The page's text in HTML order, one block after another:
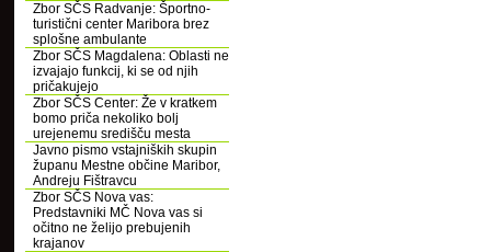
Zbor SČS Radvanje: Športno-
turistični center Maribora brez
splošne ambulante
Zbor SČS Magdalena: Oblasti ne
izvajajo funkcij, ki se od njih
pričakujejo
Zbor SČS Center: Že v kratkem
bomo priča nekoliko bolj
urejenemu središču mesta
Javno pismo vstajniških skupin
županu Mestne občine Maribor,
Andreju Fištravcu
Zbor SČS Nova vas:
Predstavniki MČ Nova vas si
očitno ne želijo prebujenih
krajanov